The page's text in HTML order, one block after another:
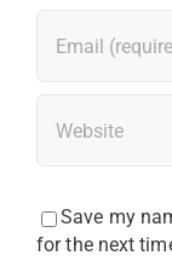
Save my
for the next